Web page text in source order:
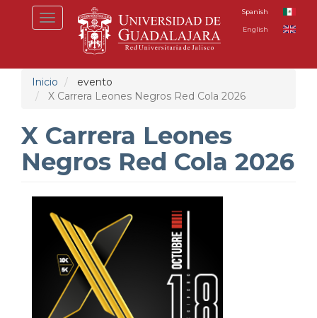
Toggle
navigation
Spanish
English
Inicio
evento
X Carrera Leones Negros Red Cola 2026
X Carrera Leones
Negros Red Cola 2026